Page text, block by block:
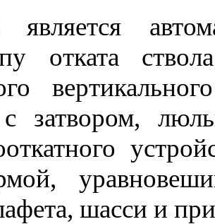
является
отката
с затвором,
шасси и